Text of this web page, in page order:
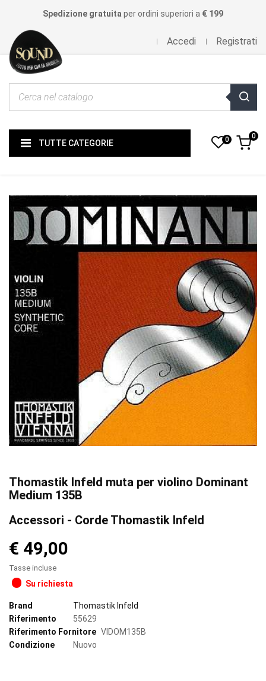
Spedizione gratuita per ordini superiori a € 199
Accedi Registrati
TUTTE CATEGORIE 0 0
Thomastik Infeld muta per violino Dominant
Medium 135B
Accessori - Corde Thomastik Infeld
€ 49,00
Tasse incluse
Su richiesta
Brand
Thomastik Infeld
Riferimento
55629
Riferimento Fornitore VIDOM135B
Condizione
Nuovo